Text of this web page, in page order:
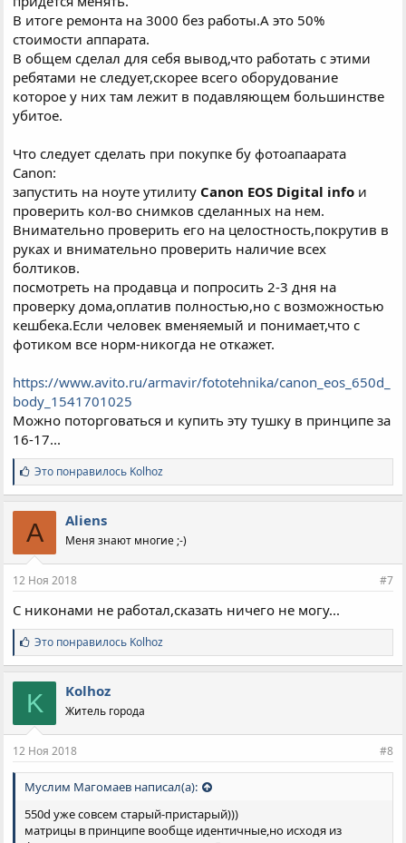
В итоге ремонта на 3000 без работы.А это 50%
стоимости аппарата.
В общем сделал для себя вывод,что работать с этими
ребятами не следует,скорее всего оборудование
которое у них там лежит в подавляющем большинстве
убитое.
Что следует сделать при покупке бу фотоапаарата
Canon:
запустить на ноуте утилиту Canon EOS Digital info и
проверить кол-во снимков сделанных на нем.
Внимательно проверить его на целостность,покрутив в
руках и внимательно проверить наличие всех
болтиков.
посмотреть на продавца и попросить 2-3 дня на
проверку дома,оплатив полностью,но с возможностью
кешбека.Если человек вменяемый и понимает,что с
фотиком все норм-никогда не откажет.
https://www.avito.ru/armavir/fototehnika/canon_eos_650d_
body_1541701025
Можно поторговаться и купить эту тушку в принципе за
16-17...
С
и
м
п
а
т
и
:
Это понравилось Kolhoz
A Aliens
Меня знают многие ;-)
12 Ноя 2018 #7
С никонами не работал,сказать ничего не могу...
С
и
м
п
а
т
и
:
Это понравилось Kolhoz
K Kolhoz
Житель города
12 Ноя 2018 #8
Муслим Магомаев написал(а):
550d уже совсем старый-пристарый)))
матрицы в принципе вообще идентичные,но исходя из